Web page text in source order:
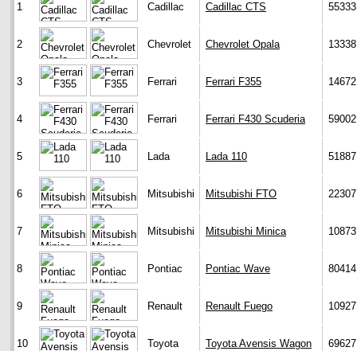
1 Cadillac Cadillac CTS 55333
2 Chevrolet Chevrolet Opala 13338
3 Ferrari Ferrari F355 14672
4 Ferrari Ferrari F430 Scuderia 59002
5 Lada Lada 110 51887
6 Mitsubishi Mitsubishi FTO 22307
7 Mitsubishi Mitsubishi Minica
8 Pontiac Pontiac Wave 80414
9 Renault Renault Fuego
10 Toyota Toyota Avensis Wagon 69627